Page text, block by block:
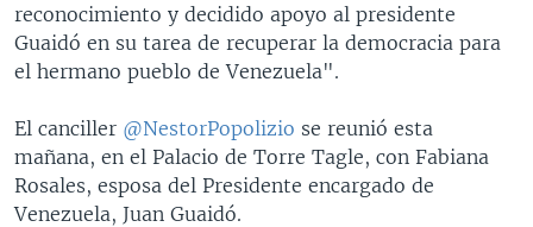
reconocimiento y decidido apoyo al presidente
Guaidó en su tarea de recuperar la democracia para
el hermano pueblo de Venezuela".
El canciller @NestorPopolizio se reunió esta
mañana, en el Palacio de Torre Tagle, con Fabiana
Rosales, esposa del Presidente encargado de
Venezuela, Juan Guaidó.